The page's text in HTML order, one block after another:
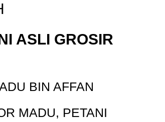
ASLI GROSIR
BIN AFFAN
MADU, PETANI